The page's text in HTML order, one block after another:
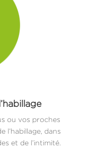
ou vos proches
l’habillage, dans
et de l’intimité.